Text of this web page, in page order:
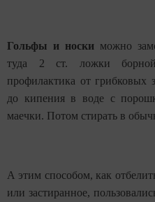
Гольфы и носки можно
туда 2 ст. ложки
профилактика от грибковых
до кипения в воде с
маечки. Потом стирать в
А этим способом, как
или застиранное,